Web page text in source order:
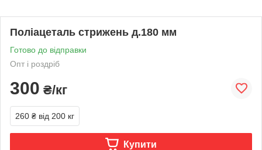
Поліацеталь стрижень д.180 мм
Готово до відправки
Опт і роздріб
300 ₴/кг
260 ₴ від 200 кг
Купити